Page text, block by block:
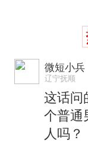
微短小兵
辽宁抚顺
这话问
个普通
人吗？